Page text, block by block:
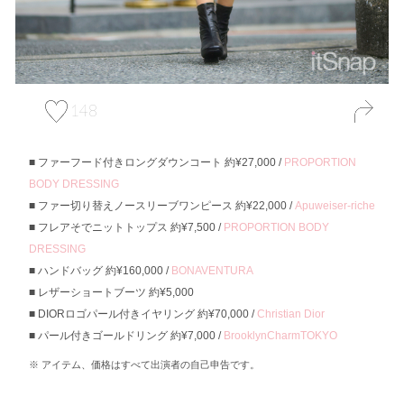
148
ファーフード付きロングダウンコート 約¥27,000 / PROPORTION
BODY DRESSING
ファー切り替えノースリーブワンピース 約¥22,000 /Apuweiser-riche
フレアそでニットトップス 約¥7,500 / PROPORTION BODY
DRESSING
ハンドバッグ 約¥160,000 / BONAVENTURA
レザーショートブーツ 約¥5,000
DIORロゴパール付きイヤリング 約¥70,000 /Christian Dior
パール付きゴールドリング 約¥7,000 / BrooklynCharmTOKYO
アイテム、価格はすべて出演者の自己申告です。